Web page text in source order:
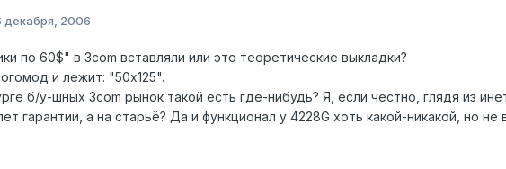
декабря, 2006
по 60$" в 3com вставляли или это теоретические выкладки?
и лежит: "50х125".
б/у-шных 3com рынок такой есть где-нибудь? Я, если честно, глядя из
гарантии, а на старьё? Да и функционал у 4228G хоть какой-никакой, но